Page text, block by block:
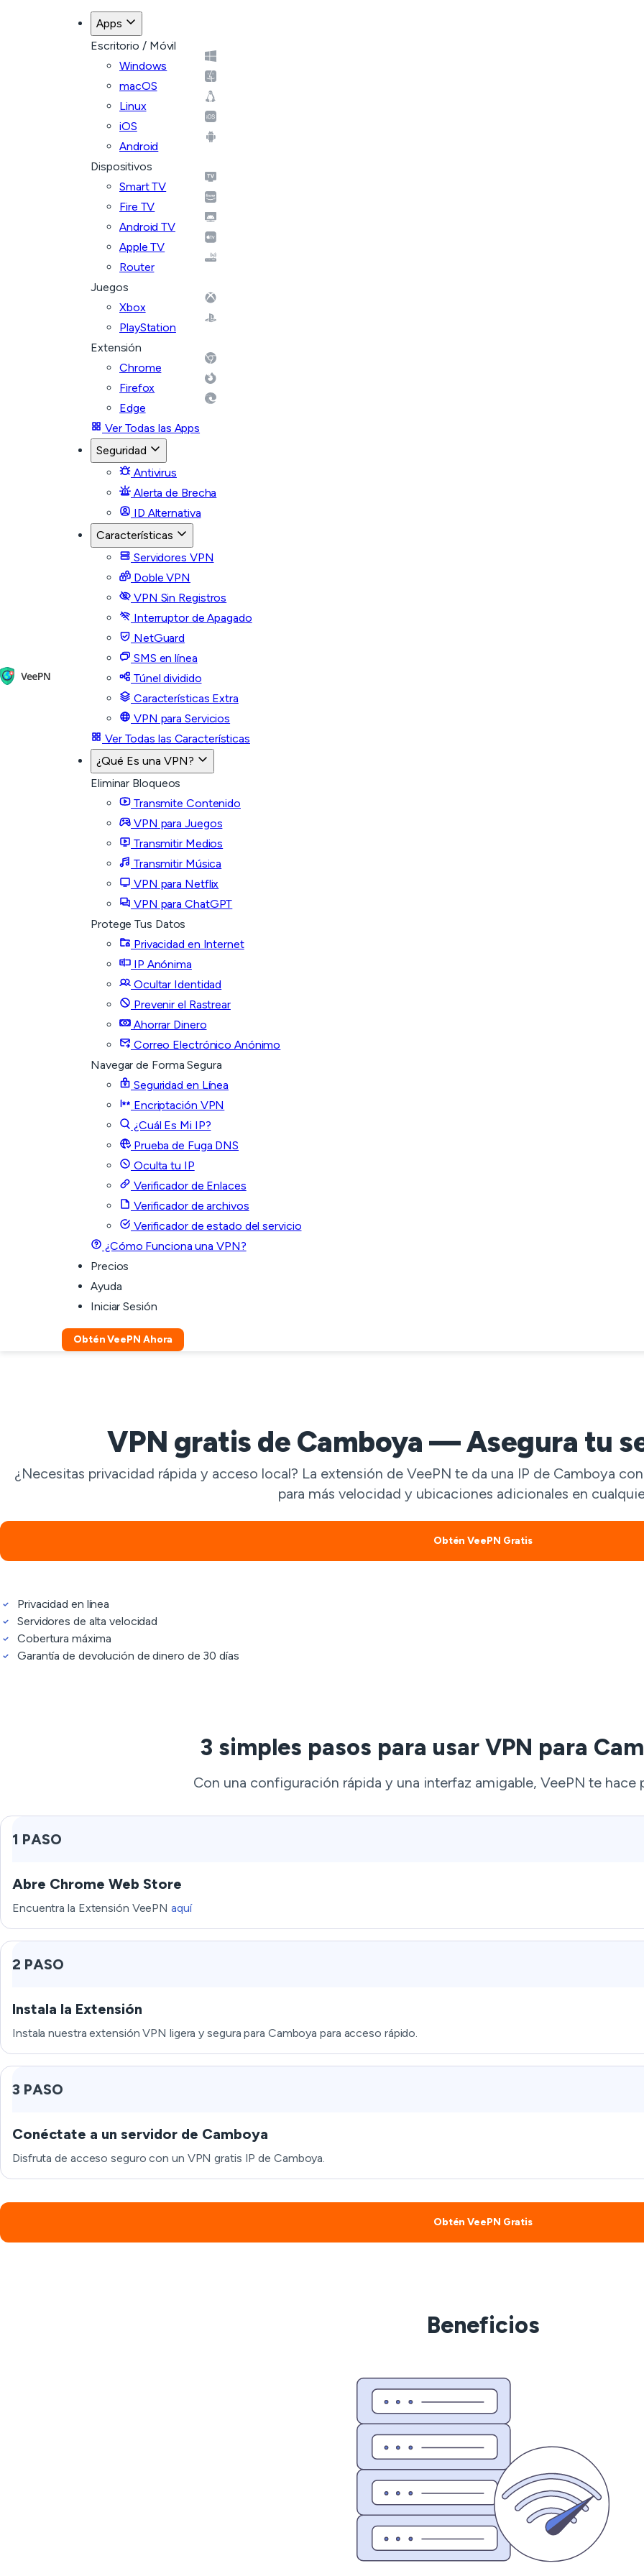
Apps
Escritorio / Móvil
Windows
macOS
Linux
iOS
Android
Dispositivos
Smart TV
Fire TV
Android TV
Apple TV
Router
Juegos
Xbox
PlayStation
Extensión
Chrome
Firefox
Edge
Ver Todas las Apps
Seguridad
Antivirus
Alerta de Brecha
ID Alternativa
Características
Servidores VPN
Doble VPN
VPN Sin Registros
Interruptor de Apagado
NetGuard
SMS en línea
Túnel dividido
Características Extra
VPN para Servicios
Ver Todas las Características
¿Qué Es una VPN?
Eliminar Bloqueos
Transmite Contenido
VPN para Juegos
Transmitir Medios
Transmitir Música
VPN para Netflix
VPN para ChatGPT
Protege Tus Datos
Privacidad en Internet
IP Anónima
Ocultar Identidad
Prevenir el Rastrear
Ahorrar Dinero
Correo Electrónico Anónimo
Navegar de Forma Segura
Seguridad en Línea
Encriptación VPN
¿Cuál Es Mi IP?
Prueba de Fuga DNS
Oculta tu IP
Verificador de Enlaces
Verificador de archivos
Verificador de estado del servicio
¿Cómo Funciona una VPN?
Precios
Ayuda
Iniciar Sesión
Obtén VeePN Ahora
VPN gratis de Camboya — Asegura tu
¿Necesitas privacidad rápida y acceso local? La extensión de VeePN te da una IP de Camboya
para más velocidad y ubicaciones adicionales en
Obtén VeePN Gratis
Privacidad en línea
Servidores de alta velocidad
Cobertura máxima
Garantía de devolución de dinero de 30 días
3 simples pasos para usar VPN para
Con una configuración rápida y una interfaz amigable, VeePN te hace
1 PASO
Abre Chrome Web Store
Encuentra la Extensión VeePNaquí
2 PASO
Instala la Extensión
Instala nuestra extensión VPN ligera y segura para Camboya para acceso rápido.
3 PASO
Conéctate a un servidor de Camboya
Disfruta de acceso seguro con un VPN gratis IP de Camboya.
Obtén VeePN Gratis
Beneficios